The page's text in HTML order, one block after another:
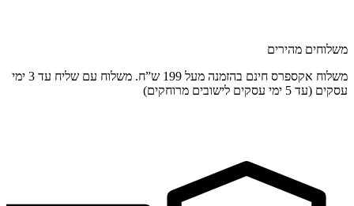
משלוחים מהירים
משלוח אקספרס חינם בהזמנה מעל 199 ש”ח. משלוח עם שליח עד 3 ימי
עסקים (עד 5 ימי עסקים לישובים מרוחקים)